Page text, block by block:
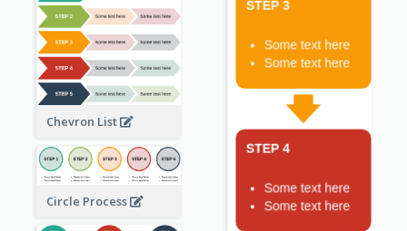
Chevron List
Circle Process